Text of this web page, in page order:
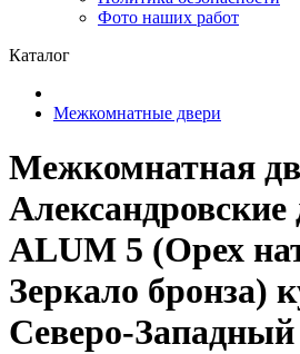
Фото наших работ
Каталог
Межкомнатные двери
Межкомнатная
Александровские
ALUM 5 (Орех
Зеркало бронза)
Северо-